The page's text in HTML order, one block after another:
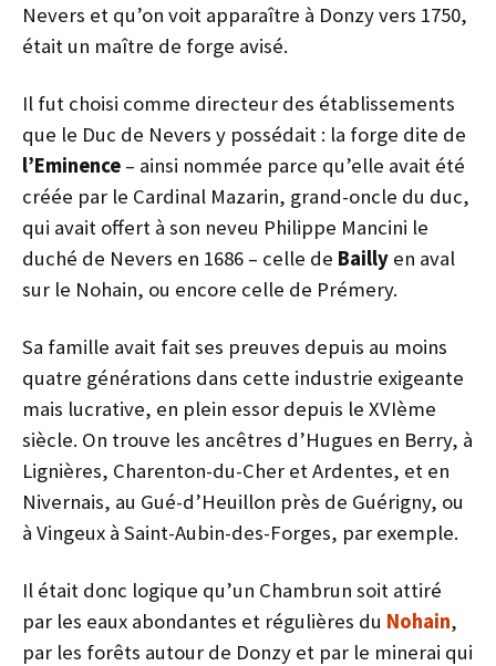
Nevers et qu’on voit apparaître à Donzy vers 1750,
était un maître de forge avisé.
Il fut choisi comme directeur des établissements
que le Duc de Nevers y possédait : la forge dite de
l’Eminence – ainsi nommée parce qu’elle avait été
créée par le Cardinal Mazarin, grand-oncle du duc,
qui avait offert à son neveu Philippe Mancini le
duché de Nevers en 1686 – celle de Bailly en aval
sur le Nohain, ou encore celle de Prémery.
Sa famille avait fait ses preuves depuis au moins
quatre générations dans cette industrie exigeante
mais lucrative, en plein essor depuis le XVIème
siècle. On trouve les ancêtres d’Hugues en Berry, à
Lignières, Charenton-du-Cher et Ardentes, et en
Nivernais, au Gué-d’Heuillon près de Guérigny, ou
à Vingeux à Saint-Aubin-des-Forges, par exemple.
Il était donc logique qu’un Chambrun soit attiré
par les eaux abondantes et régulières du Nohain,
par les forêts autour de Donzy et par le minerai qui